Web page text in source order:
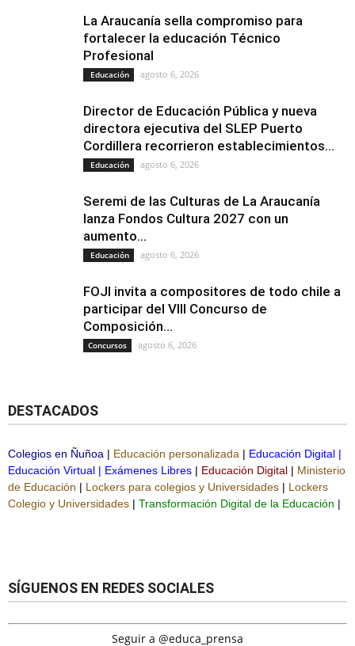
La Araucanía sella compromiso para
fortalecer la educación Técnico
Profesional
Educación agosto 6, 2026
Director de Educación Pública y nueva
directora ejecutiva del SLEP Puerto
Cordillera recorrieron establecimientos...
Educación agosto 6, 2026
Seremi de las Culturas de La Araucanía
lanza Fondos Cultura 2027 con un
aumento...
Educación agosto 6, 2026
FOJI invita a compositores de todo chile a
participar del VIII Concurso de
Composición...
Concursos agosto 6, 2026
DESTACADOS
Colegios en Ñuñoa | Educación personalizada | Educación Digital |
Educación Virtual | Exámenes Libres | Educación Digital | Ministerio
de Educación | Lockers para colegios y Universidades | Lockers
Colegio y Universidades | Transformación Digital de la Educación |
SÍGUENOS EN REDES SOCIALES
Seguir a @educa_prensa